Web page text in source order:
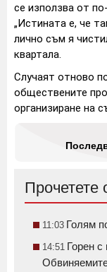
се използва от
„Истината е, че
лично съм я
квартала.
Случаят отново
обществените
организиране на
Прочетете
11:03 Голям
14:51 Горен с